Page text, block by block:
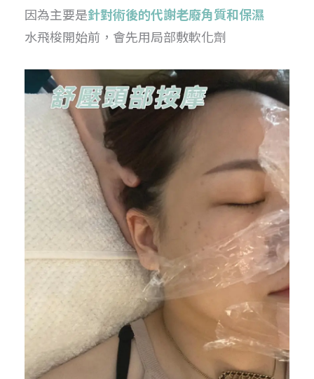
因為主要是針對術後的代謝老廢角質和保濕
水飛梭開始前，會先用局部敷軟化劑